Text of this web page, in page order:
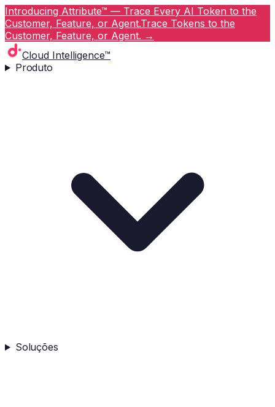
Introducing Attribute™ — Trace Every AI Token to the
Customer, Feature, or Agent.Trace Tokens to the
Customer, Feature, or Agent. →
Cloud Intelligence™
Produto
Soluções